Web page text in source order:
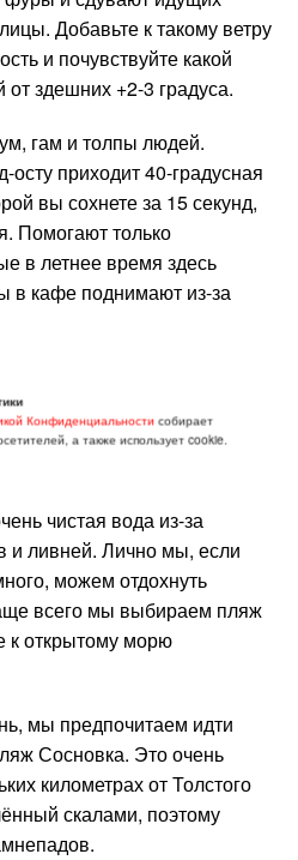
Добавьте к такому ветру
и почувствуйте какой
здешних +2-3 градуса.
гам и толпы людей.
приходит 40-градусная
вы сохнете за 15 секунд,
Помогают только
в летнее время здесь
в кафе поднимают из-за
общественный
лучше за пределами
чистая вода из-за
и ливней. Лично мы, если
можем отдохнуть
всего мы выбираем пляж
открытому морю
мы предпочитаем идти
Сосновка. Это очень
километрах от Толстого
скалами, поэтому
Конфиденциальности собирает
а также использует cookie.